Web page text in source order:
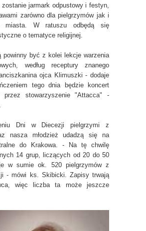
zostanie jarmark odpustowy i festyn,
zarówno dla pielgrzymów jak i
miasta. W ratuszu odbędą się
o tematyce religijnej.
powinny być z kolei lekcje warzenia
według receptury znanego
ojca Klimuszki - dodaje
tego dnia będzie koncert
przez stowarzyszenie "Attacca" -
Dni w Diecezji pielgrzymi z
nasza młodzież udadzą się na
do Krakowa. - Na tę chwilę
14 grup, liczących od 20 do 50
w sumie ok. 520 pielgrzymów z
- mówi ks. Skibicki. Zapisy trwają
więc liczba ta może jeszcze